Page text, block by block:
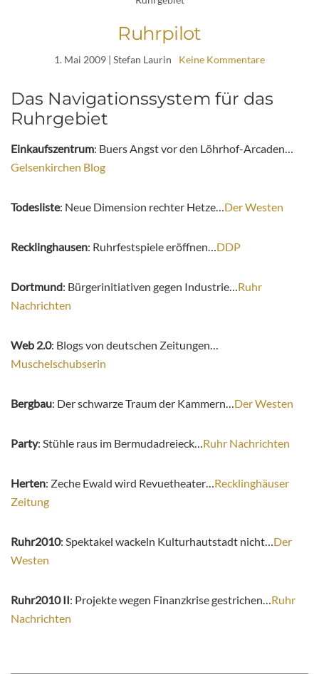
Ruhrpilot
1. Mai 2009 | Stefan Laurin Keine Kommentare
Das Navigationssystem für das
Ruhrgebiet
Einkaufszentrum: Buers Angst vor den Löhrhof-Arcaden…
Gelsenkirchen Blog
Todesliste: Neue Dimension rechter Hetze…Der Westen
Recklinghausen: Ruhrfestspiele eröffnen…DDP
Dortmund: Bürgerinitiativen gegen Industrie…Ruhr
Nachrichten
Web 2.0: Blogs von deutschen Zeitungen…
Muschelschubserin
Bergbau: Der schwarze Traum der Kammern…Der Westen
Party: Stühle raus im Bermudadreieck…Ruhr Nachrichten
Herten: Zeche Ewald wird Revuetheater…Recklinghäuser
Zeitung
Ruhr2010: Spektakel wackeln Kulturhautstadt nicht…Der
Westen
Ruhr2010 II: Projekte wegen Finanzkrise gestrichen…Ruhr
Nachrichten